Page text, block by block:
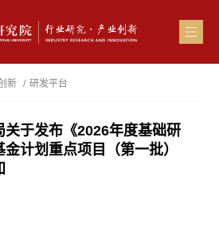
新 / 研发平台
关于发布《2026年度基础研
计划重点项目（第一批）